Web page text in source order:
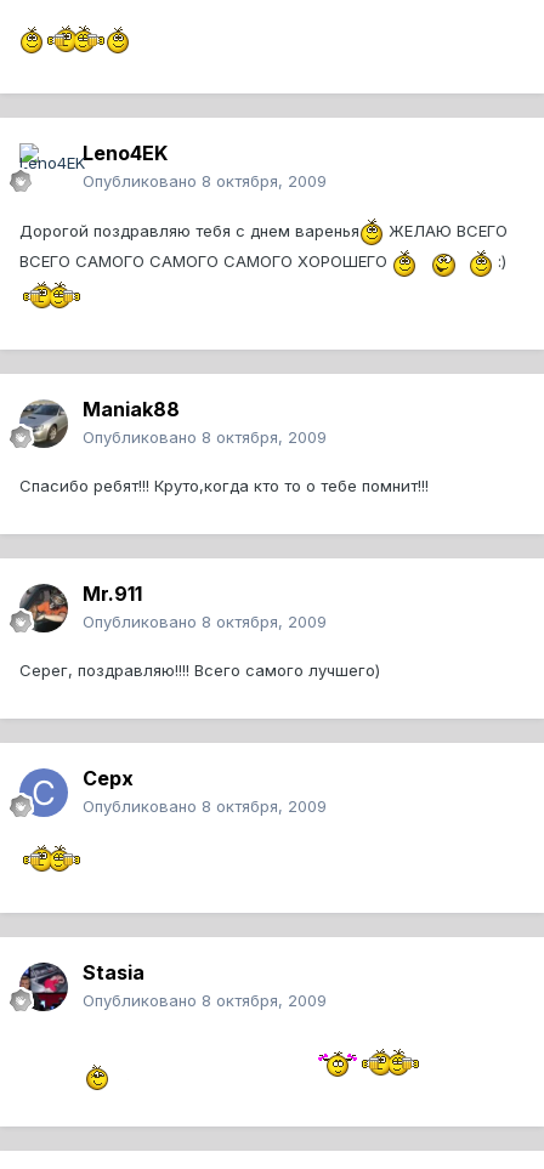
Leno4EK
Опубликовано 8 октября, 2009
Дорогой поздравляю тебя с днем варенья
ЖЕЛАЮ ВСЕГО
ВСЕГО САМОГО САМОГО САМОГО ХОРОШЕГО
:)
Maniak88
Опубликовано 8 октября, 2009
Спасибо ребят!!! Круто,когда кто то о тебе помнит!!!
Mr.911
Опубликовано 8 октября, 2009
Серег, поздравляю!!!! Всего самого лучшего)
Cepx
Опубликовано 8 октября, 2009
Stasia
Опубликовано 8 октября, 2009